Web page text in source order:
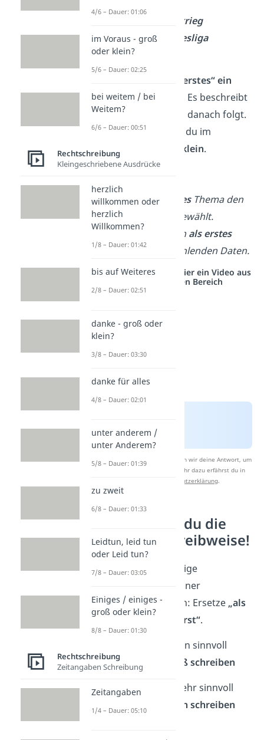
Erste Weltkrieg
dieErste Bundesliga
dieErste Hilfe
„erstes“ ein
normales Adjektiv
. Es beschreibt
einSubstantiv
, das danach folgt.
Adjektive schreibst du im
Deutschen immer
klein.
Sie hatals erstes Thema den
Klimawandel gewählt.
Wir besprechen als erstes
Problem die fehlenden Daten.
Studyflix vernetzt: Hier ein Video aus
einem anderen Bereich
Nach Beantwortung speichern wir deine Antwort, um
Studyflix zu verbessern. Mehr dazu erfährst du in
Datenschutzerklärung.
So erkennst du die
richtige Schreibweise!
Du kannst die richtige
Schreibweise mit einer
Ersatzprobeprüfen: Ersetze „als
durch „zuerst“.
Satz klingt weiterhin sinnvoll
→ „als Erstes“ groß schreiben
Satz klingt nicht mehr sinnvoll
„als erstes“ klein schreiben
4/6 – Dauer: 01:06
im Voraus - groß
oder klein?
5/6 – Dauer: 02:25
bei weitem / bei
Weitem?
6/6 – Dauer: 00:51
Rechtschreibung
Kleingeschriebene Ausdrücke
herzlich
willkommen oder
herzlich
Willkommen?
1/8 – Dauer: 01:42
bis auf Weiteres
2/8 – Dauer: 02:51
danke - groß oder
klein?
3/8 – Dauer: 03:30
danke für alles
4/8 – Dauer: 02:01
unter anderem /
unter Anderem?
5/8 – Dauer: 01:39
zu zweit
6/8 – Dauer: 01:33
Leidtun, leid tun
oder Leid tun?
7/8 – Dauer: 03:05
Einiges / einiges -
groß oder klein?
8/8 – Dauer: 01:30
Rechtschreibung
Zeitangaben Schreibung
Zeitangaben
1/4 – Dauer: 05:10